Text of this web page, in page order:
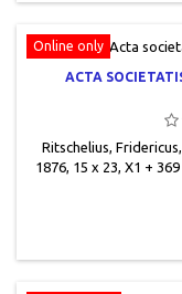
Online only
ACTA
Ritschelius,
1876, 15 x 23, X1 +